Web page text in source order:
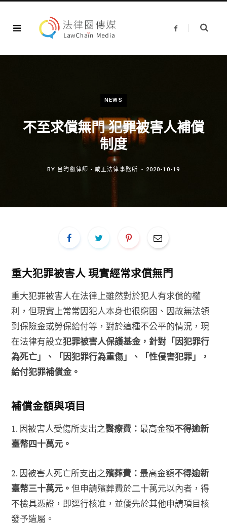
F
b
NEWS
不至求償無門 犯罪被害人補償
制度
BY 呂昀叡律師 - 咸正法律事務所 2020-10-19
重大犯罪被害人 現實經常求償無門
重大犯罪被害人在法律上雖然對於犯人有求償的權
利，但現實上常常因犯人本身也很窮困、因故無法領
到保險金或勞保給付等，對於這種不公平的情況，現
在法律有設立犯罪被害人保護基金，針對「因犯罪行
為死亡」、「因犯罪行為重傷」、「性侵害犯罪」，
給付犯罪補償金。
補償金額與項目
1. 因被害人受傷所支出之醫療費： 最高金額不得逾新
臺幣四十萬元。
2. 因被害人死亡所支出之殯葬費： 最高金額不得逾新
臺幣三十萬元。 但申請殯葬費於二十萬元以內者，得
不檢具憑證，即逕行核准，並優先於其他申請項目核
發予遺屬。